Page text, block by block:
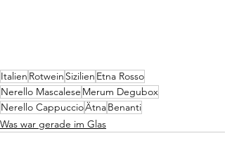
Italien Rotwein Sizilien Etna Rosso
Nerello Mascalese Merum Degubox
Nerello CappuccioÄtnaBenanti
Was war gerade im Glas